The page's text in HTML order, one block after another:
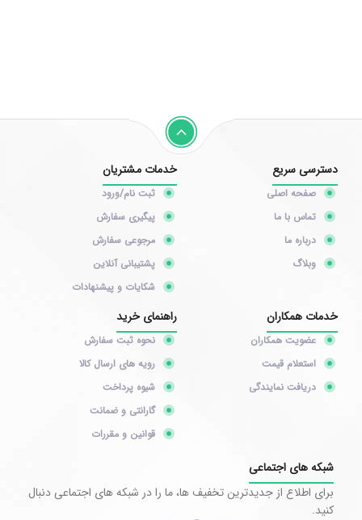
دسترسی سریع
صفحه اصلی
تماس با ما
درباره ما
وبلاگ
خدمات مشتریان
ثبت نام/ورود
پیگیری سفارش
مرجوعی سفارش
پشتیبانی آنلاین
شکایات و پیشنهادات
خدمات همکاران
عضویت همکاران
استعلام قیمت
دریافت نمایندگی
راهنمای خرید
نحوه ثبت سفارش
رویه های ارسال کالا
شیوه پرداخت
گارانتی و ضمانت
قوانین و مقررات
شبکه های اجتماعی
برای اطلاع از جدیدترین تخفیف ها، ما را در شبکه های اجتماعی دنبال
کنید.